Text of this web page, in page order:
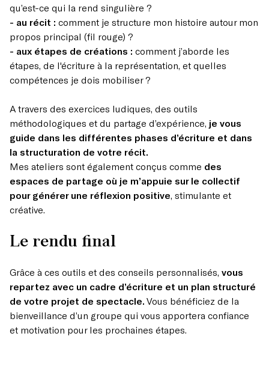
qu’est-ce qui la rend singulière ?
- au récit : comment je structure mon histoire autour mon
propos principal (fil rouge) ?
- aux étapes de créations : comment j’aborde les
étapes, de l'écriture à la représentation, et quelles
compétences je dois mobiliser ?
A travers des exercices ludiques, des outils
méthodologiques et du partage d’expérience, je vous
guide dans les différentes phases d’écriture et dans
la structuration de votre récit.
Mes ateliers sont également conçus comme des
espaces de partage où je m’appuie sur le collectif
pour générer une réflexion positive, stimulante et
créative.
Le rendu final
Grâce à ces outils et des conseils personnalisés, vous
repartez avec un cadre d’écriture et un plan structuré
de votre projet de spectacle. Vous bénéficiez de la
bienveillance d’un groupe qui vous apportera confiance
et motivation pour les prochaines étapes.